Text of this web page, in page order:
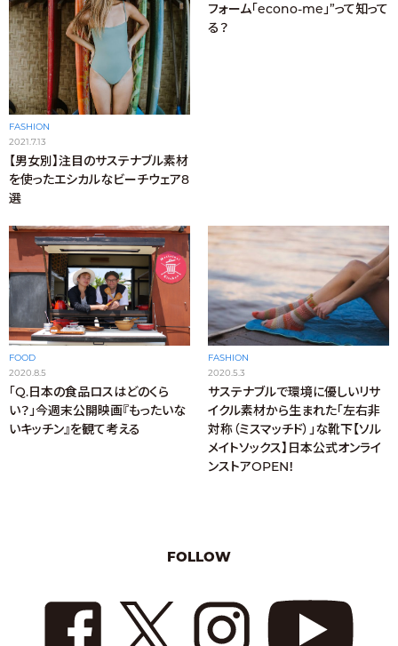
FASHION
2021.7.13
【男女別】注目のサステナブル素材
を使ったエシカルなビーチウェア8
選
フォーム「econo-me」”って知って
る？
FOOD
2020.8.5
「Q.日本の食品ロスはどのくら
い？」今週末公開映画『もったいな
いキッチン』を観て考える
FASHION
2020.5.3
サステナブルで環境に優しいリサ
イクル素材から生まれた「左右非
対称（ミスマッチド）」な靴下【ソル
メイトソックス】日本公式オンライ
ンストアOPEN！
FOLLOW